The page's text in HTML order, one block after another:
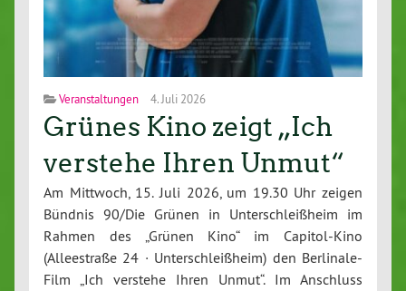
Veranstaltungen 4. Juli 2026
Grünes Kino zeigt „Ich
verstehe Ihren Unmut“
Am Mittwoch, 15. Juli 2026, um 19.30 Uhr zeigen
Bündnis 90/Die Grünen in Unterschleißheim im
Rahmen des „Grünen Kino“ im Capitol-Kino
(Alleestraße 24 · Unterschleißheim) den Berlinale-
Film „Ich verstehe Ihren Unmut“. Im Anschluss